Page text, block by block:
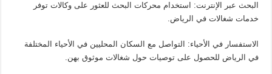
البحث عبر الإنترنت: استخدام محركات البحث للعثور على وكالات توفر
خدمات شغالات في الرياض.
الاستفسار في الأحياء: التواصل مع السكان المحليين في الأحياء المختلفة
في الرياض للحصول على توصيات حول شغالات موثوق بهن.